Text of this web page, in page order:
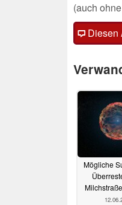
(auch
Diesen
Mögliche